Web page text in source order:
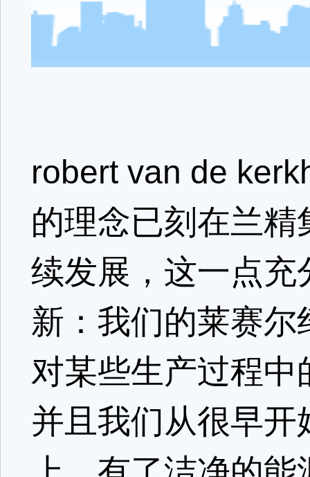
robert van de
的理念已刻在兰
续发展，这一点
新：我们的莱赛
对某些生产过程
并且我们从很早